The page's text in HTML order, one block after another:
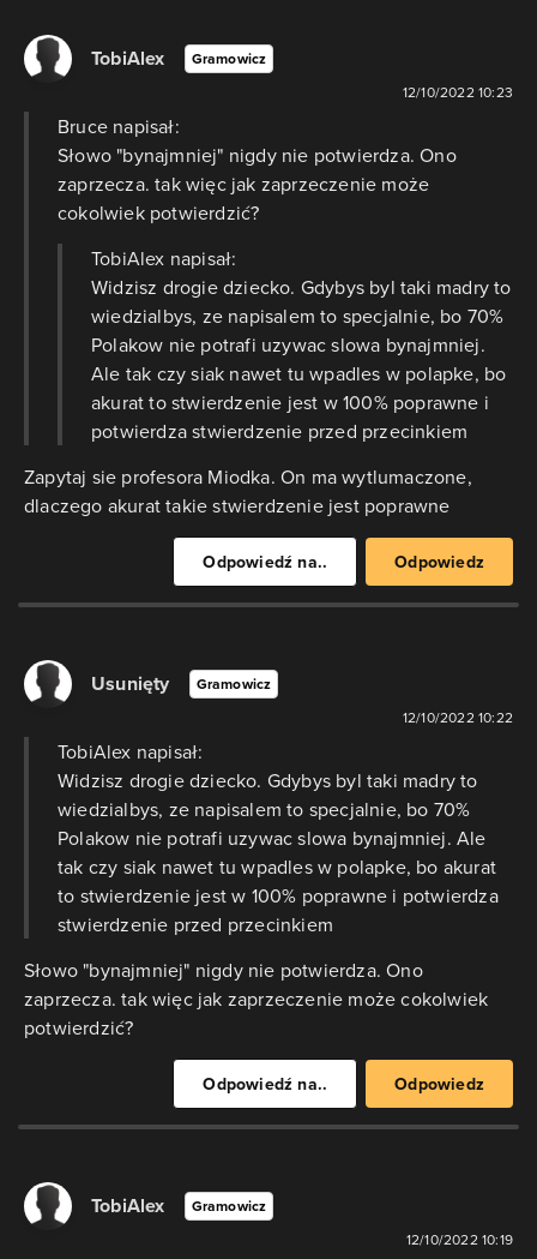
TobiAlex
Gramowicz
12/10/2022 10:23
Bruce napisał:
Słowo "bynajmniej" nigdy nie potwierdza. Ono
zaprzecza. tak więc jak zaprzeczenie może
cokolwiek potwierdzić?
TobiAlex napisał:
Widzisz drogie dziecko. Gdybys byl taki madry to
wiedzialbys, ze napisalem to specjalnie, bo 70%
Polakow nie potrafi uzywac slowa bynajmniej.
Ale tak czy siak nawet tu wpadles w polapke, bo
akurat to stwierdzenie jest w 100% poprawne i
potwierdza stwierdzenie przed przecinkiem
Zapytaj sie profesora Miodka. On ma wytlumaczone,
dlaczego akurat takie stwierdzenie jest poprawne
Odpowiedź na.. Odpowiedz
Usunięty
Gramowicz
12/10/2022 10:22
TobiAlex napisał:
Widzisz drogie dziecko. Gdybys byl taki madry to
wiedzialbys, ze napisalem to specjalnie, bo 70%
Polakow nie potrafi uzywac slowa bynajmniej. Ale
tak czy siak nawet tu wpadles w polapke, bo akurat
to stwierdzenie jest w 100% poprawne i potwierdza
stwierdzenie przed przecinkiem
Słowo "bynajmniej" nigdy nie potwierdza. Ono
zaprzecza. tak więc jak zaprzeczenie może cokolwiek
potwierdzić?
Odpowiedź na.. Odpowiedz
TobiAlex
Gramowicz
12/10/2022 10:19